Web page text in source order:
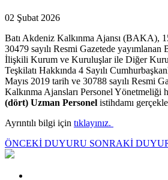
02 Şubat 2026
Batı Akdeniz Kalkınma Ajansı (BAKA),
30479 sayılı Resmi Gazetede
İlişkili Kurum ve Kuruluşlar ile Diğer
Teşkilatı Hakkında 4 Sayılı
Mayıs 2019 tarih ve 30788 sayılı Resmi
Kalkınma Ajansları Personel Yönetmeliği
(dört) Uzman Personel istihdamı
Ayrıntılı bilgi için tıklayınız.
ÖNCEKİ DUYURU SONRAKİ